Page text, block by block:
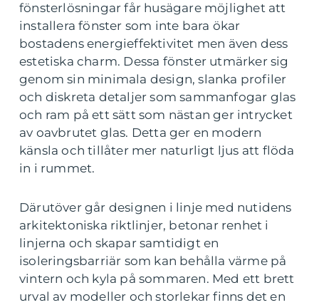
fönsterlösningar får husägare möjlighet att
installera fönster som inte bara ökar
bostadens energieffektivitet men även dess
estetiska charm. Dessa fönster utmärker sig
genom sin minimala design, slanka profiler
och diskreta detaljer som sammanfogar glas
och ram på ett sätt som nästan ger intrycket
av oavbrutet glas. Detta ger en modern
känsla och tillåter mer naturligt ljus att flöda
in i rummet.
Därutöver går designen i linje med nutidens
arkitektoniska riktlinjer, betonar renhet i
linjerna och skapar samtidigt en
isoleringsbarriär som kan behålla värme på
vintern och kyla på sommaren. Med ett brett
urval av modeller och storlekar finns det en